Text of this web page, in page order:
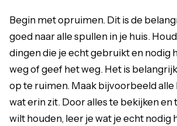
Begin met opruimen. Dit is de
goed naar alle spullen in je huis.
dingen die je echt gebruikt en nodig
weg of geef het weg. Het is
op te ruimen. Maak bijvoorbeeld alle
wat erin zit. Door alles te bekijken en
wilt houden, leer je wat je echt nodig